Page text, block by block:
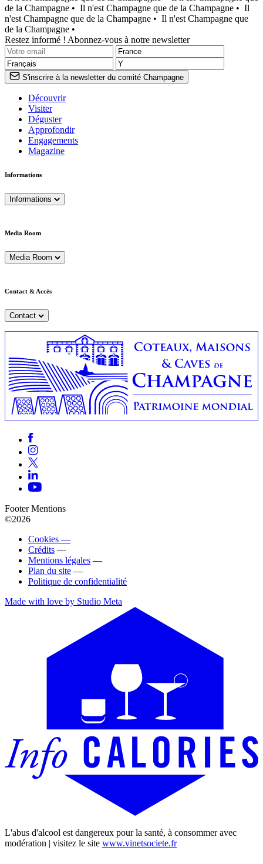
de la Champagne • Il n'est Champagne que de la Champagne • Il
n'est Champagne que de la Champagne • Il n'est Champagne que
de la Champagne •
Restez informé ! Abonnez-vous à notre newsletter
S'inscrire à la newsletter du comité Champagne
Découvrir
Visiter
Déguster
Approfondir
Engagements
Magazine
Informations
Informations
Media Room
Media Room
Contact & Accès
Contact
Footer Mentions
©2026
Cookies —
Crédits —
Mentions légales —
Plan du site —
Politique de confidentialité
Made with love by Studio Meta
L'abus d'alcool est dangereux pour la santé, à consommer avec
modération | visitez le site www.vinetsociete.fr